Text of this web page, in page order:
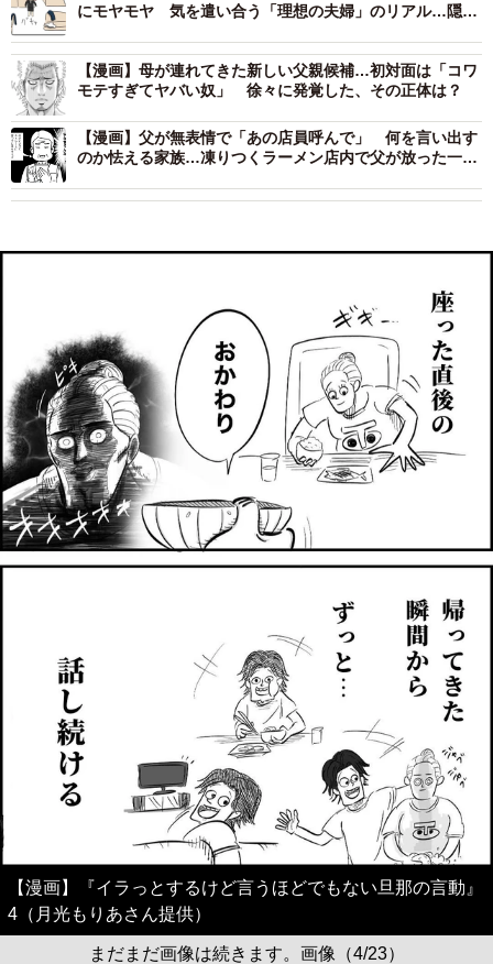
にモヤモヤ 気を遣い合う「理想の夫婦」のリアル…隠れ
【漫画】母が連れてきた新しい父親候補…初対面は「コワ
モテすぎてヤバい奴」 徐々に発覚した、その正体は？
【漫画】父が無表情で「あの店員呼んで」 何を言い出す
のか怯える家族…凍りつくラーメン店内で父が放った一言
【漫画】『イラっとするけど言うほどでもない旦那の言動』
4（月光もりあさん提供）
まだまだ画像は続きます。画像（4/23）